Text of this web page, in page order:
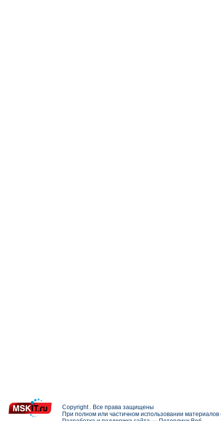
Copyright . Все права защищены
При полном или частичном использовании